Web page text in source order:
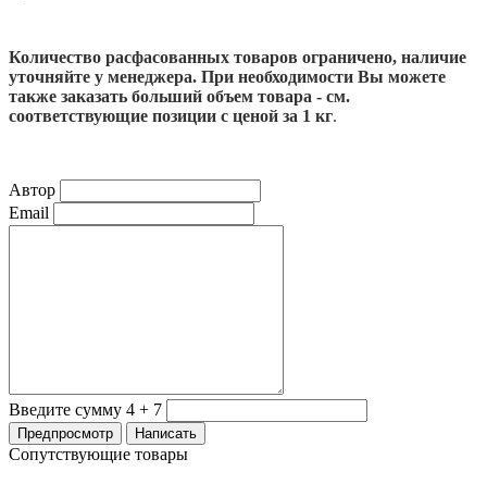
Количество расфасованных товаров ограничено, наличие
уточняйте у менеджера. При необходимости Вы можете
также заказать больший объем товара - см.
соответствующие позиции с ценой за 1 кг.
Автор
Email
Введите сумму 4 + 7
Сопутствующие товары